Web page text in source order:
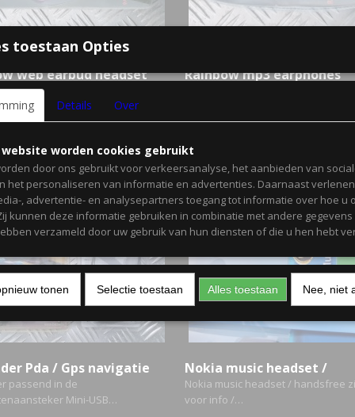
web earbud headset
earbud Mono headset voor
oprolbaar
Rainbow mp3 earphones
Pda / Gps navigatie
& Mini usb )
passend in de
Mini-USB…
Nokia music headset /
handsfree
Nokia music headset / handsfree
voor info /…
toestaan Opties
Details Over
website worden cookies gebruikt
door ons gebruikt voor verkeersanalyse, het aanbieden van
het personaliseren van informatie en advertenties. Daarnaast
, advertentie- en analysepartners toegang tot informatie over hoe u
kunnen deze informatie gebruiken in combinatie met andere gegevens
verzameld door uw gebruik van hun diensten of die u hen hebt
tonen Selectie toestaan Alles toestaan Nee, niet